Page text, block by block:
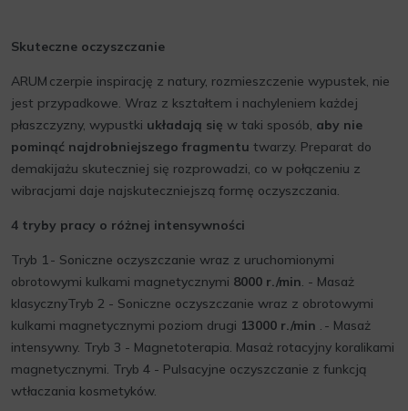
Skuteczne oczyszczanie
ARUM czerpie inspirację z natury, rozmieszczenie wypustek, nie
jest przypadkowe. Wraz z kształtem i nachyleniem każdej
płaszczyzny, wypustki układają się w taki sposób, aby nie
pominąć najdrobniejszego fragmentu twarzy. Preparat do
demakijażu skuteczniej się rozprowadzi, co w połączeniu z
wibracjami daje najskuteczniejszą formę oczyszczania.
4 tryby pracy o różnej intensywności
Tryb 1 - Soniczne oczyszczanie wraz z uruchomionymi
obrotowymi kulkami magnetycznymi 8000 r./min. - Masaż
klasycznyTryb 2 - Soniczne oczyszczanie wraz z obrotowymi
kulkami magnetycznymi poziom drugi 13000 r./min . - Masaż
intensywny. Tryb 3 - Magnetoterapia. Masaż rotacyjny koralikami
magnetycznymi. Tryb 4 - Pulsacyjne oczyszczanie z funkcją
wtłaczania kosmetyków.